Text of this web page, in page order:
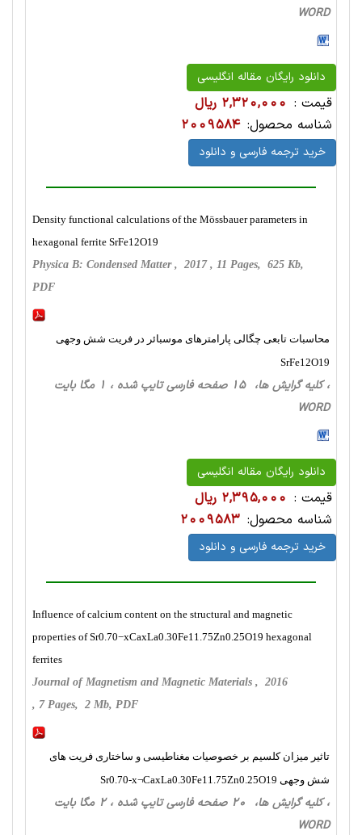
WORD
دانلود رایگان مقاله انگلیسی
قیمت : 2,320,000 ریال
شناسه محصول: 2009584
خرید ترجمه فارسی و دانلود
Density functional calculations of the Mössbauer parameters in
hexagonal ferrite SrFe12O19
Physica B: Condensed Matter , 2017 , 11 Pages, 625 Kb,
PDF
محاسبات تابعی چگالی پارامترهای موسبائر در فریت شش وجهی
SrFe12O19
، کلیه گرایش ها، 15 صفحه فارسی تایپ شده ، 1 مگا بایت
WORD
دانلود رایگان مقاله انگلیسی
قیمت : 2,395,000 ریال
شناسه محصول: 2009583
خرید ترجمه فارسی و دانلود
Influence of calcium content on the structural and magnetic
properties of Sr0.70−xCaxLa0.30Fe11.75Zn0.25O19 hexagonal
ferrites
Journal of Magnetism and Magnetic Materials , 2016
, 7 Pages, 2 Mb, PDF
تاثیر میزان کلسیم بر خصوصیات مغناطیسی و ساختاری فریت های
شش وجهی Sr0.70-x¬CaxLa0.30Fe11.75Zn0.25O19
، کلیه گرایش ها، 20 صفحه فارسی تایپ شده ، 2 مگا بایت
WORD